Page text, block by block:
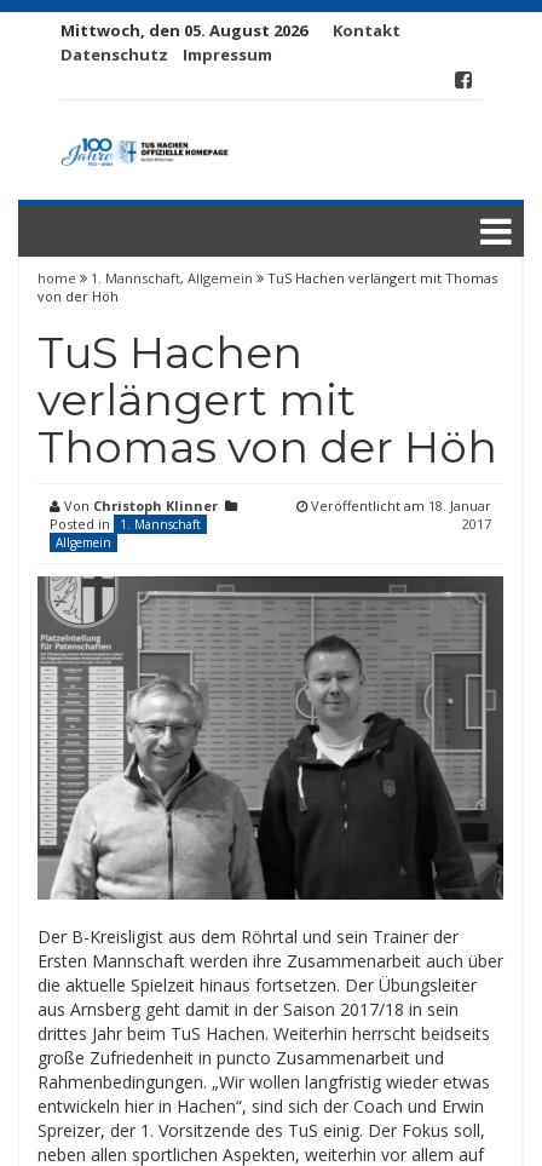
Mittwoch, den 05. August 2026
Kontakt
Datenschutz
Impressum
home 1. Mannschaft, Allgemein
TuS Hachen verlängert mit Thomas
von der Höh
TuS Hachen
verlängert mit
Thomas von der Höh
Von Christoph Klinner
Posted in
1. Mannschaft
Allgemein
Veröffentlicht am 18. Januar
2017
Der B-Kreisligist aus dem Röhrtal und sein Trainer der
Ersten Mannschaft werden ihre Zusammenarbeit auch über
die aktuelle Spielzeit hinaus fortsetzen. Der Übungsleiter
aus Arnsberg geht damit in der Saison 2017/18 in sein
drittes Jahr beim TuS Hachen. Weiterhin herrscht beidseits
große Zufriedenheit in puncto Zusammenarbeit und
Rahmenbedingungen. „Wir wollen langfristig wieder etwas
entwickeln hier in Hachen“, sind sich der Coach und Erwin
Spreizer, der 1. Vorsitzende des TuS einig. Der Fokus soll,
neben allen sportlichen Aspekten, weiterhin vor allem auf